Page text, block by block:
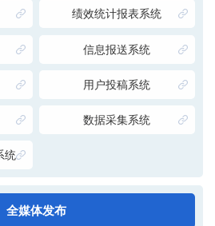
绩效统计报表系统
信息报送系统
用户投稿系统
数据采集系统
统
全媒体发布